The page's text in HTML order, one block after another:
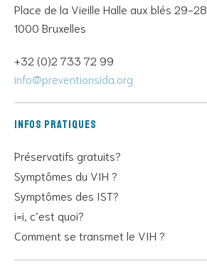
Place de la Vieille Halle aux blés 29-28
1000 Bruxelles
+32 (0)2 733 72 99
info@preventionsida.org
Infos pratiques
Préservatifs gratuits?
Symptômes du VIH ?
Symptômes des IST?
i=i, c’est quoi?
Comment se transmet le VIH ?